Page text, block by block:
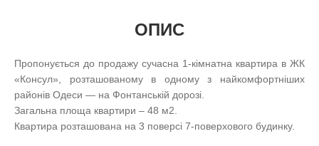
ОПИС
Пропонується до продажу сучасна 1-кімнатна квартира в ЖК
«Консул», розташованому в одному з найкомфортніших
районів Одеси — на Фонтанській дорозі.
Загальна площа квартири – 48 м2.
Квартира розташована на 3 поверсі 7-поверхового будинку.